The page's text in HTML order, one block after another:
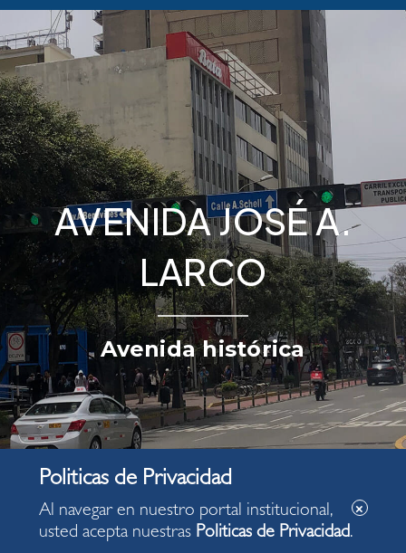
AVENIDA JOSÉ A.
LARCO
Avenida histórica
Al navegar en nuestro portal institucional,
usted acepta nuestras Politicas de Privacidad.